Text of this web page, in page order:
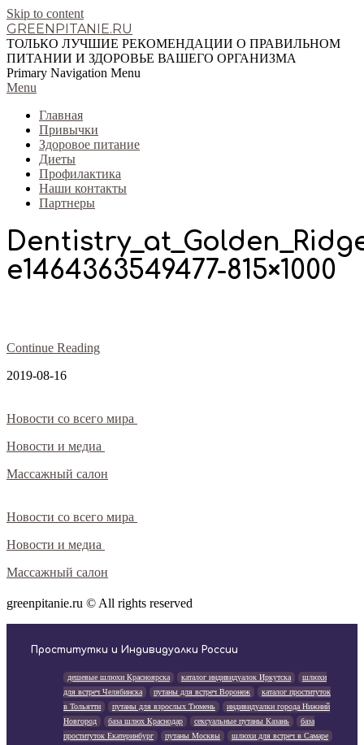
Skip to content
GREENPITANIE.RU
ТОЛЬКО ЛУЧШИЕ РЕКОМЕНДАЦИИ О ПРАВИЛЬНОМ
ПИТАНИИ И ЗДОРОВЬЕ ВАШЕГО ОРГАНИЗМА
Primary Navigation Menu
Menu
Главная
Привычки
Здоровое питание
Диеты
Профилактика
Наши контакты
Партнеры
e1464363549477-815×1000
Continue Reading
2019-08-16
Новости со всего мира
Новости и медиа
Массажный салон
Новости со всего мира
Новости и медиа
Массажный салон
greenpitanie.ru © All rights reserved
Проститутки и Индивидуалки России
дешевые шлюхи Красноярска каталог индивидуалок Иркутска
шлюхи
для встреч Челябинска
путаны для встреч Воронеж
каталог проституток
в Тольятти
путаны для взрослых Тюмень
индивидуалки города Нижний
Новгород
база шлюх Краснодар сексуальные путаны Казань
база
проституток Екатеринбург
путаны Москвы
шлюхи для встреч в Самаре